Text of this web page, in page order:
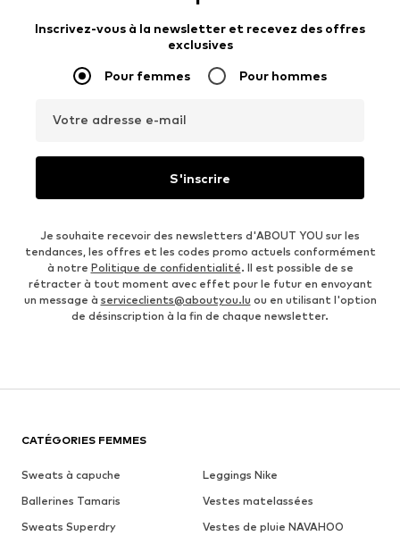
Inscrivez-vous à la newsletter et recevez des offres
exclusives
Pour femmes Pour hommes
Votre adresse e-mail
S'inscrire
Je souhaite recevoir des newsletters d'ABOUT YOU sur les
tendances, les offres et les codes promo actuels conformément
à notre Politique de confidentialité. Il est possible de se
rétracter à tout moment avec effet pour le futur en envoyant
un message à serviceclients@aboutyou.lu ou en utilisant l'option
de désinscription à la fin de chaque newsletter.
CATÉGORIES FEMMES
Sweats à capuche
Leggings Nike
Ballerines Tamaris
Vestes matelassées
Sweats Superdry
Vestes de pluie NAVAHOO